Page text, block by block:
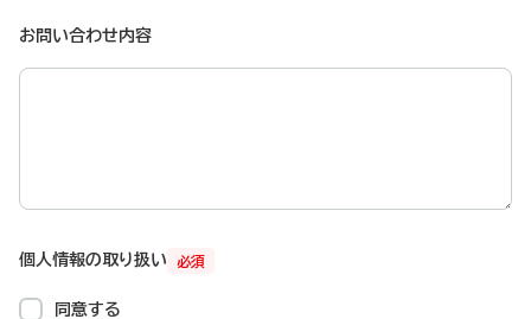
お問い合わせ内容
必須
個人情報の取り扱い
同意する